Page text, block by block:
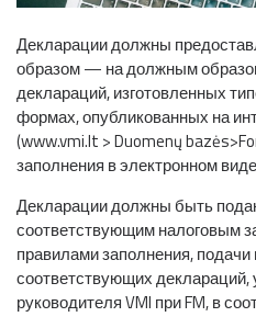
Декларации должны
образом — на должным
деклараций, изготовленных
формах, опубликованных на
(www.vmi.lt > Duomenų
заполнения в электронном
Декларации должны быть
соответствующим налоговым
правилами заполнения, подачи
соответствующих
руководителя VMI при FM, в